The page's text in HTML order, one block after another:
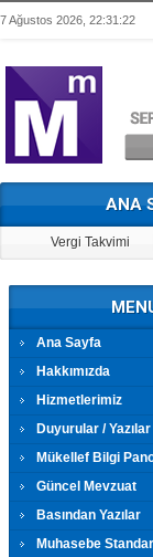
7 Ağustos 2026, 22:31:22
ANA
Vergi Takvimi
Ana Sayfa
Hakkımızda
Hizmetlerimiz
Duyurular / Yazılar
Mükellef Bilgi
Güncel Mevzuat
Basından Yazılar
Muhasebe